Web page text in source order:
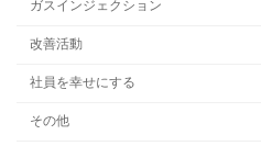
ガスインジェクション
改善活動
社員を幸せにする
その他